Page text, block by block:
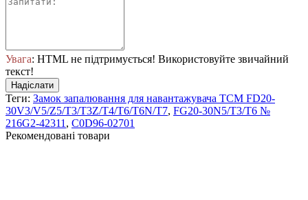
Увага: HTML не підтримується! Використовуйте звичайний
текст!
Надіслати
Теги: Замок запалювання для навантажувача TCM FD20-
30V3/V5/Z5/T3/T3Z/T4/T6/T6N/T7, FG20-30N5/T3/T6 №
216G2-42311 , C0D96-02701
Рекомендовані товари